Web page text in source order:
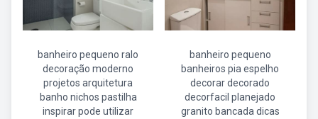
banheiro pequeno ralo
decoração moderno
projetos arquitetura
banho nichos pastilha
inspirar pode utilizar
banheiro pequeno
banheiros pia espelho
decorar decorado
decorfacil planejado
granito bancada dicas